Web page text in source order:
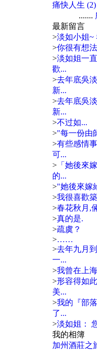
痛快人生 (2)
.......
最新留言
>淡如小姐~
>你很有想
>淡如姐一
歡...
>去年底吳
新...
>去年底吳
新...
>不过如...
>"每一份由
>有些感情
可...
>「她後來
的...
>"她後來嫁
>我很喜歡
>春花秋月,
>真的是.
>疏虞？
>……
>去年九月
一...
>我曾在上
>形容得如
美...
>我的『部
了...
>淡如姐：
我的相簿
加州酒莊之